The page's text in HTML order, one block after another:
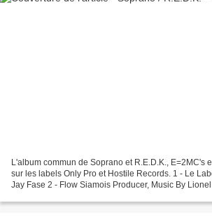
L'album commun de Soprano et R.E.D.K., E=2MC's
sur les labels Only Pro et Hostile Records. 1 - Le Labo Producer, Music By
Jay Fase 2 - Flow Siamois Producer, Music By